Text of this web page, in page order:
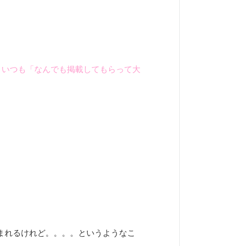
つも「なんでも掲載してもらって大
るけれど。。。。というようなこ